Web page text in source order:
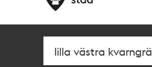
Sök